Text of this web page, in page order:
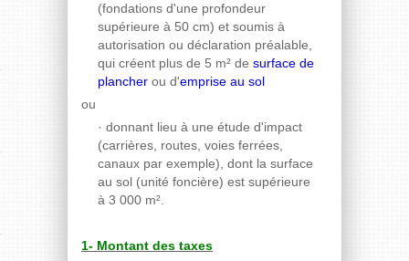
(fondations d'une profondeur
supérieure à 50 cm) et soumis à
autorisation ou déclaration préalable,
qui créent plus de 5 m² de surface de
plancher ou d'emprise au sol
ou
· donnant lieu à une étude d'impact
(carrières, routes, voies ferrées,
canaux par exemple), dont la surface
au sol (unité foncière) est supérieure
à 3 000 m².
1- Montant des taxes